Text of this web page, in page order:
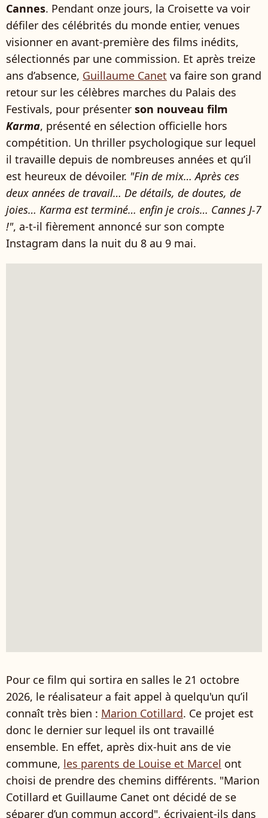
Cannes. Pendant onze jours, la Croisette va voir
défiler des célébrités du monde entier, venues
visionner en avant-première des films inédits,
sélectionnés par une commission. Et après treize
ans d’absence, Guillaume Canet va faire son grand
retour sur les célèbres marches du Palais des
Festivals, pour présenter son nouveau film
Karma, présenté en sélection officielle hors
compétition. Un thriller psychologique sur lequel
il travaille depuis de nombreuses années et qu’il
est heureux de dévoiler. "Fin de mix… Après ces
deux années de travail… De détails, de doutes, de
joies… Karma est terminé… enfin je crois… Cannes J-7
!", a-t-il fièrement annoncé sur son compte
Instagram dans la nuit du 8 au 9 mai.
Pour ce film qui sortira en salles le 21 octobre
2026, le réalisateur a fait appel à quelqu'un qu’il
connaît très bien : Marion Cotillard. Ce projet est
donc le dernier sur lequel ils ont travaillé
ensemble. En effet, après dix-huit ans de vie
commune, les parents de Louise et Marcel ont
choisi de prendre des chemins différents. "Marion
Cotillard et Guillaume Canet ont décidé de se
séparer d’un commun accord", écrivaient-ils dans